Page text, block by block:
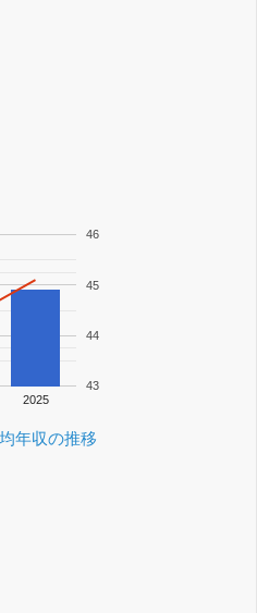
2025
43
44
45
46
年収の推移